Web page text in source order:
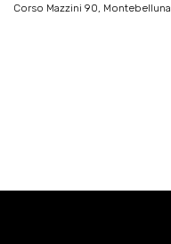
Corso Mazzini 90, Montebelluna